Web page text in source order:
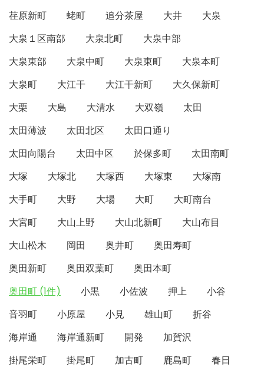
荏原新町
蛯町 追分茶屋 大井
大泉
大泉１区南部
大泉北町
大泉中部
大泉東部
大泉中町 大泉東町
大泉本町
大泉町
大江干 大江干新町
大久保新町
大栗
大島 大清水 大双嶺
太田
太田薄波
太田北区
太田口通り
太田向陽台
太田中区 於保多町
太田南町
大塚
大塚北 大塚西 大塚東
大塚南
大手町
大野 大場 大町
大町南台
大宮町
大山上野 大山北新町
大山布目
大山松木
岡田 奥井町
奥田寿町
奥田新町
奥田双葉町
奥田本町
奥田町 (1件)
小黒 小佐波 押上
小谷
音羽町
小原屋 小見 雄山町
折谷
海岸通
海岸通新町 開発
加賀沢
掛尾栄町
掛尾町 加古町 鹿島町
春日